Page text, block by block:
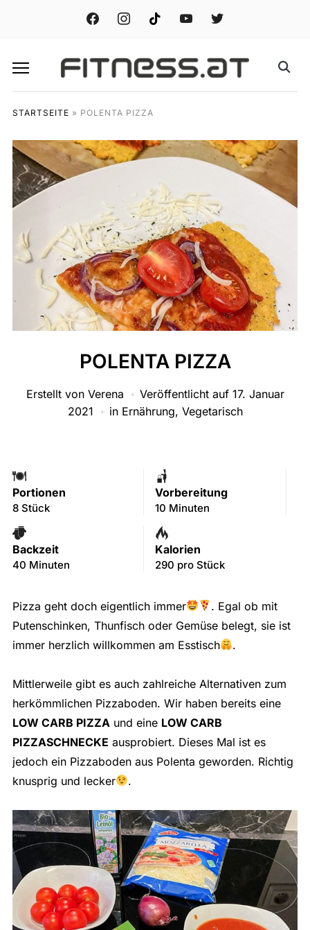
facebook instagramtiktok youtube twitter
STARTSEITE » POLENTA PIZZA
POLENTA PIZZA
Erstellt von Verena Veröffentlicht auf 17. Januar
2021
in Ernährung, Vegetarisch
Portionen
8 Stück
Vorbereitung
10 Minuten
Backzeit
40 Minuten
Kalorien
290 pro Stück
Pizza geht doch eigentlich immer
. Egal ob mit
Putenschinken, Thunfisch oder Gemüse belegt, sie ist
immer herzlich willkommen am Esstisch
.
Mittlerweile gibt es auch zahlreiche Alternativen zum
herkömmlichen Pizzaboden. Wir haben bereits eine
LOW CARB PIZZA und eine LOW CARB
PIZZASCHNECKE ausprobiert. Dieses Mal ist es
jedoch ein Pizzaboden aus Polenta geworden. Richtig
knusprig und lecker
.